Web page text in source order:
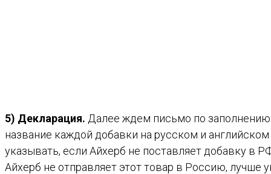
5) Декларация. Далее ждем письмо по заполнению
название каждой добавки на русском и
указывать, если Айхерб не поставляет добавку в
Айхерб не отправляет этот товар в Россию, лучше